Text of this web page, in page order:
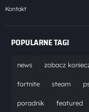
Kontakt
POPULARNE TAGI
news zobacz
fortnite steam
poradnik featured